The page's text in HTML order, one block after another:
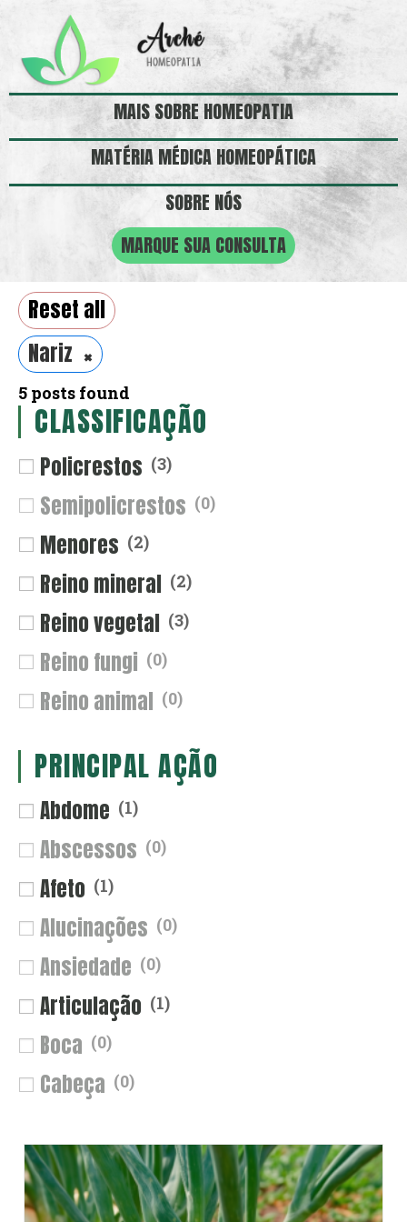
MAIS SOBRE HOMEOPATIA
MATÉRIA MÉDICA HOMEOPÁTICA
SOBRE NÓS
MARQUE SUA CONSULTA
Reset all
Nariz ×
5 posts found
CLASSIFICAÇÃO
Policrestos (3)
Semipolicrestos (0)
Menores (2)
Reino mineral (2)
Reino vegetal (3)
Reino fungi (0)
Reino animal (0)
PRINCIPAL AÇÃO
Abdome (1)
Abscessos (0)
Afeto (1)
Alucinações (0)
Ansiedade (0)
Articulação (1)
Boca (0)
Cabeça (0)
Circulação ( 0 )
Constipação (1)